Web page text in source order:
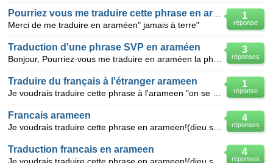
1
réponse
Merci de me traduire en araméen" jamais à terre"
3
réponses
Traduction d'une phrase SVP en araméen
1
réponse
Traduire du français à l'étranger arameen
4
réponses
Francais arameen
4
réponses
Traduction francais en arameen